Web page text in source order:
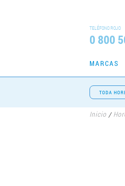
TELÉFONO ROJO
0 800
MARCAS
TODA
Inicio /